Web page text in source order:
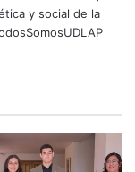
y social de la